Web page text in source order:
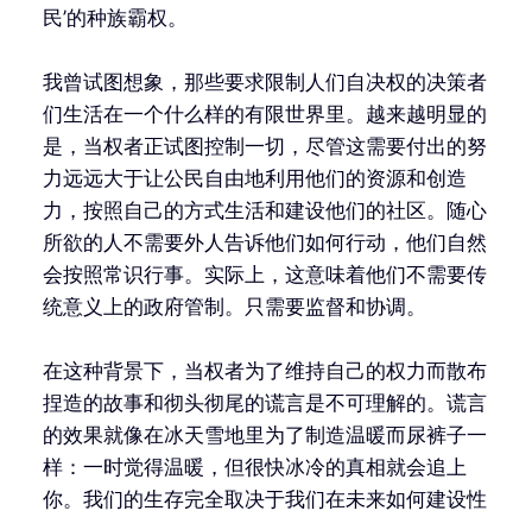
民’的种族霸权。
我曾试图想象，那些要求限制人们自决权的决策者
们生活在一个什么样的有限世界里。越来越明显的
是，当权者正试图控制一切，尽管这需要付出的努
力远远大于让公民自由地利用他们的资源和创造
力，按照自己的方式生活和建设他们的社区。随心
所欲的人不需要外人告诉他们如何行动，他们自然
会按照常识行事。实际上，这意味着他们不需要传
统意义上的政府管制。只需要监督和协调。
在这种背景下，当权者为了维持自己的权力而散布
捏造的故事和彻头彻尾的谎言是不可理解的。谎言
的效果就像在冰天雪地里为了制造温暖而尿裤子一
样：一时觉得温暖，但很快冰冷的真相就会追上
你。我们的生存完全取决于我们在未来如何建设性